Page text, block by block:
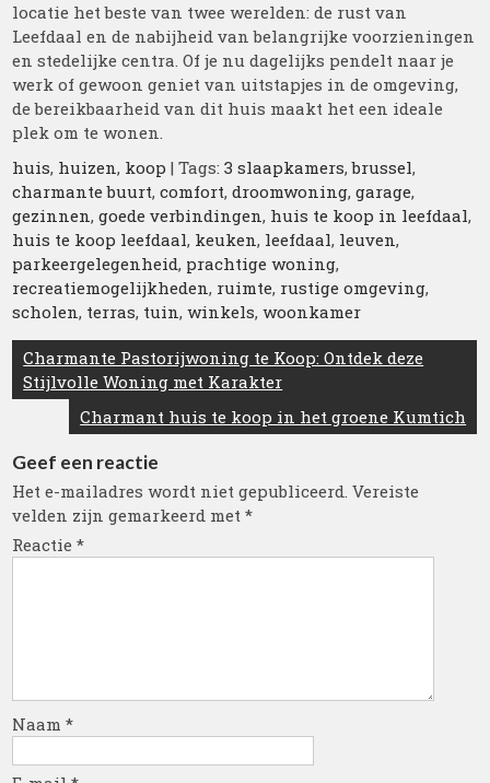
locatie het beste van twee werelden: de rust van
Leefdaal en de nabijheid van belangrijke voorzieningen
en stedelijke centra. Of je nu dagelijks pendelt naar je
werk of gewoon geniet van uitstapjes in de omgeving,
de bereikbaarheid van dit huis maakt het een ideale
plek om te wonen.
huis, huizen, koop | Tags:3 slaapkamers,brussel,
charmante buurt,comfort,droomwoning,garage,
gezinnen,goede verbindingen, huis te koop in leefdaal,
huis te koop leefdaal, keuken, leefdaal, leuven,
parkeergelegenheid, prachtige woning,
recreatiemogelijkheden, ruimte, rustige omgeving,
scholen, terras, tuin,winkels,woonkamer
Berichtnavigatie
Charmante Pastorijwoning te Koop: Ontdek deze
Stijlvolle Woning met Karakter
Charmant huis te koop in het groene Kumtich
Geef een reactie
Het e-mailadres wordt niet gepubliceerd. Vereiste
velden zijn gemarkeerd met*
Reactie*
Naam*